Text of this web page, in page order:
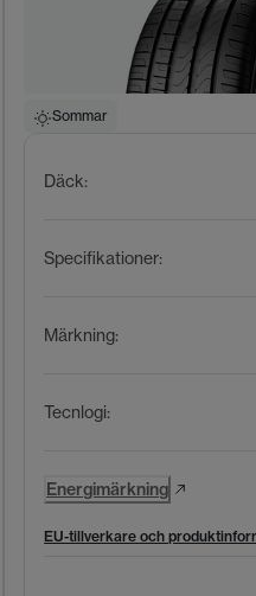
Sommar
Däck:
Specifikationer:
Märkning:
Tecnlogi:
Energimärkning
EU-tillverkare och